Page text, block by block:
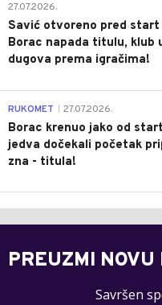
27.07.2026.
Savić otvoreno pred start
Borac napada titulu, klub
dugova prema igračima!
RUKOMET 27.07.2026.
Borac krenuo jako od
jedva dočekali početak
zna - titula!
PREUZMI
Savršen